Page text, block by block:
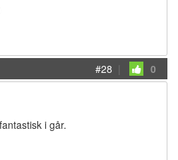
#28 | 0
i går.